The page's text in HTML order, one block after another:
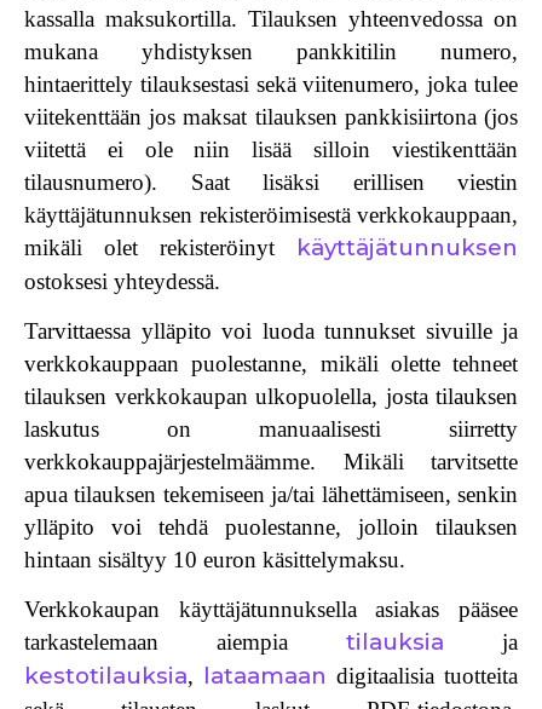
kassalla maksukortilla. Tilauksen yhteenvedossa on
mukana yhdistyksen pankkitilin numero,
hintaerittely tilauksestasi sekä viitenumero, joka tulee
viitekenttään jos maksat tilauksen pankkisiirtona (jos
viitettä ei ole niin lisää silloin viestikenttään
tilausnumero). Saat lisäksi erillisen viestin
käyttäjätunnuksen rekisteröimisestä verkkokauppaan,
mikäli olet rekisteröinyt käyttäjätunnuksen
ostoksesi yhteydessä.
Tarvittaessa ylläpito voi luoda tunnukset sivuille ja
verkkokauppaan puolestanne, mikäli olette tehneet
tilauksen verkkokaupan ulkopuolella, josta tilauksen
laskutus on manuaalisesti siirretty
verkkokauppajärjestelmäämme. Mikäli tarvitsette
apua tilauksen tekemiseen ja/tai lähettämiseen, senkin
ylläpito voi tehdä puolestanne, jolloin tilauksen
hintaan sisältyy 10 euron käsittelymaksu.
Verkkokaupan käyttäjätunnuksellaasiakas pääsee
tarkastelemaan aiempia tilauksia ja
kestotilauksia, lataamaan digitaalisia tuotteita